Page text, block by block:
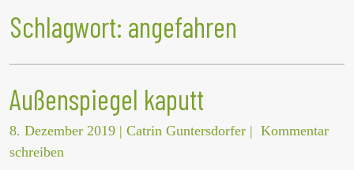
Schlagwort: angefahren
Außenspiegel kaputt
8. Dezember 2019 | Catrin Guntersdorfer | Kommentar
schreiben